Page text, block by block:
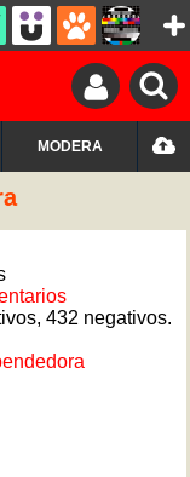
MODERA
432 negativos.